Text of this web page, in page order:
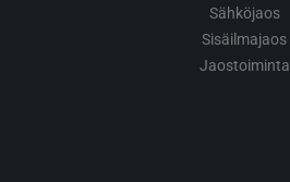
Sähköjaos
Sisäilmajaos
Jaostoiminta